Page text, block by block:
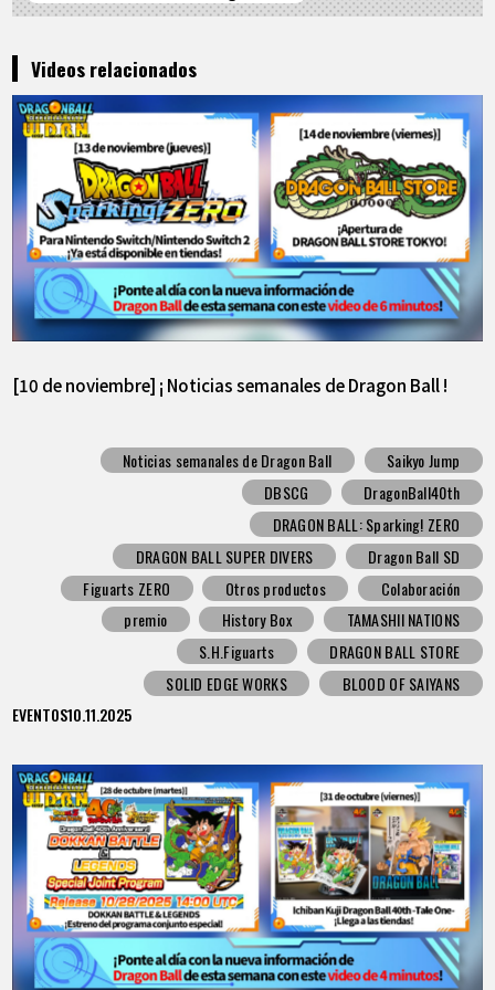
Videos relacionados
[10 de noviembre] ¡ Noticias semanales de Dragon Ball !
Noticias semanales de Dragon Ball
Saikyo Jump
DBSCG
DragonBall40th
DRAGON BALL: Sparking! ZERO
DRAGON BALL SUPER DIVERS
Dragon Ball SD
Figuarts ZERO
Otros productos
Colaboración
premio
History Box
TAMASHII NATIONS
S.H.Figuarts
DRAGON BALL STORE
SOLID EDGE WORKS
BLOOD OF SAIYANS
EVENTOS10.11.2025